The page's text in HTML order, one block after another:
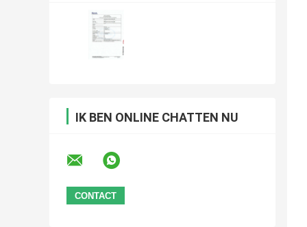
IK BEN ONLINE CHATTEN NU